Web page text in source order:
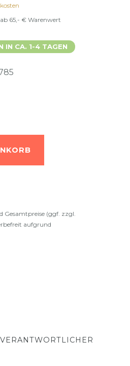
65,- € Warenwert
IN CA. 1-4 TAGEN
Gesamtpreise (ggf. zzgl.
aufgrund